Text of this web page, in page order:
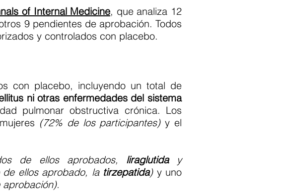
of Internal Medicine, que analiza 12
9 pendientes de aprobación. Todos
y controlados con placebo.
con placebo, incluyendo un total de
ni otras enfermedades del sistema
pulmonar obstructiva crónica. Los
(72% de los participantes)y el
de ellos aprobados, liraglutiday
de ellos aprobado, la tirzepatida)y uno